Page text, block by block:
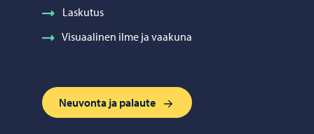
Laskutus
Visuaalinen ilme ja vaakuna
Neuvonta ja palaute